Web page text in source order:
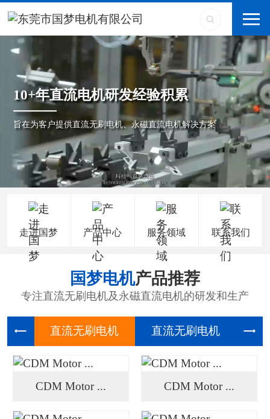
10+年直流电机研发经验积累
旨在为客户提供直流无刷电机、永磁直流电机解决方案
走进国梦 产品中心 服务领域 联系我们
国梦电机产品推荐
专注直流无刷电机及永磁直流电机的研发和生产
直流无刷 直流无刷 高压
CDM Motor ... CDM Motor ...